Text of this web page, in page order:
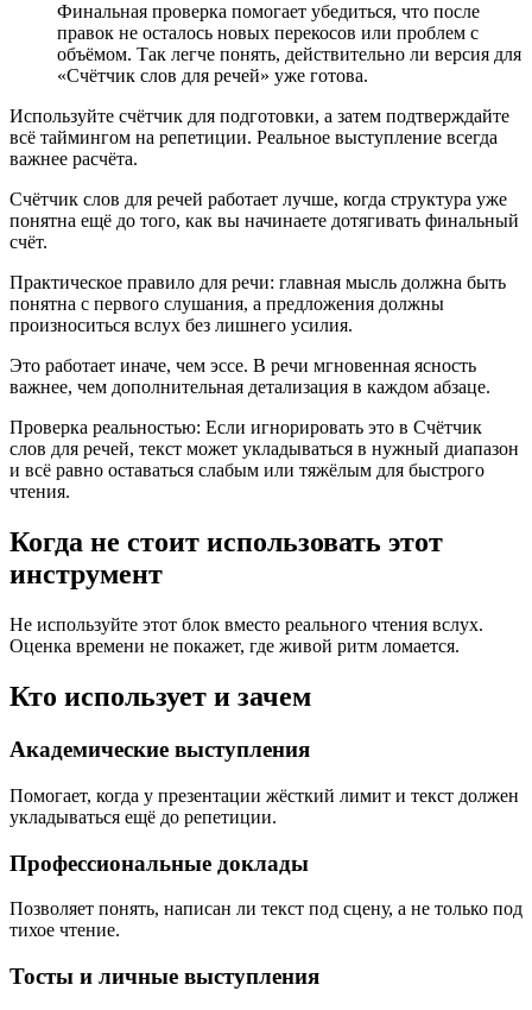
Финальная проверка помогает убедиться, что после
правок не осталось новых перекосов или проблем с
объёмом. Так легче понять, действительно ли версия для
«Счётчик слов для речей» уже готова.
Используйте счётчик для подготовки, а затем подтверждайте
всё таймингом на репетиции. Реальное выступление всегда
важнее расчёта.
Счётчик слов для речей работает лучше, когда структура уже
понятна ещё до того, как вы начинаете дотягивать финальный
счёт.
Практическое правило для речи: главная мысль должна быть
понятна с первого слушания, а предложения должны
произноситься вслух без лишнего усилия.
Это работает иначе, чем эссе. В речи мгновенная ясность
важнее, чем дополнительная детализация в каждом абзаце.
Проверка реальностью: Если игнорировать это в Счётчик
слов для речей, текст может укладываться в нужный диапазон
и всё равно оставаться слабым или тяжёлым для быстрого
чтения.
Когда не стоит использовать этот
инструмент
Не используйте этот блок вместо реального чтения вслух.
Оценка времени не покажет, где живой ритм ломается.
Кто использует и зачем
Академические выступления
Помогает, когда у презентации жёсткий лимит и текст должен
укладываться ещё до репетиции.
Профессиональные доклады
Позволяет понять, написан ли текст под сцену, а не только под
тихое чтение.
Тосты и личные выступления